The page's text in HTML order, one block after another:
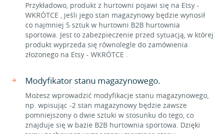
Przykładowo, produkt z hurtowni pojawi się na Etsy -
WKRÓTCE , jeśli jego stan magazynowy będzie wynosił
co najmniej 5 sztuk w hurtowni B2B hurtownia
sportowa. Jest to zabezpieczenie przed sytuacją, w której
produkt wyprzeda się równolegle do zamówienia
złożonego na Etsy - WKRÓTCE .
Modyfikator stanu magazynowego.
Możesz wprowadzić modyfikacje stanu magazynowego,
np. wpisując -2 stan magazynowy będzie zawsze
pomniejszony o dwie sztuki w stosunku do tego, co
znajduje się w bazie B2B hurtownia sportowa. Dzięki